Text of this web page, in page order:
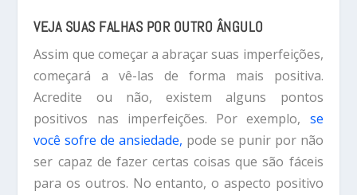
VEJA SUAS FALHAS POR OUTRO ÂNGULO
Assim que começar a abraçar suas imperfeições,
começará a vê-las de forma mais positiva.
Acredite ou não, existem alguns pontos
positivos nas imperfeições. Por exemplo, se
você sofre de ansiedade, pode se punir por não
ser capaz de fazer certas coisas que são fáceis
para os outros. No entanto, o aspecto positivo